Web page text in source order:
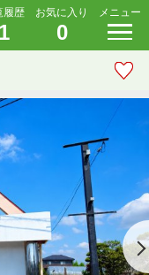
履歴
1
お気に入り
0
メニュー